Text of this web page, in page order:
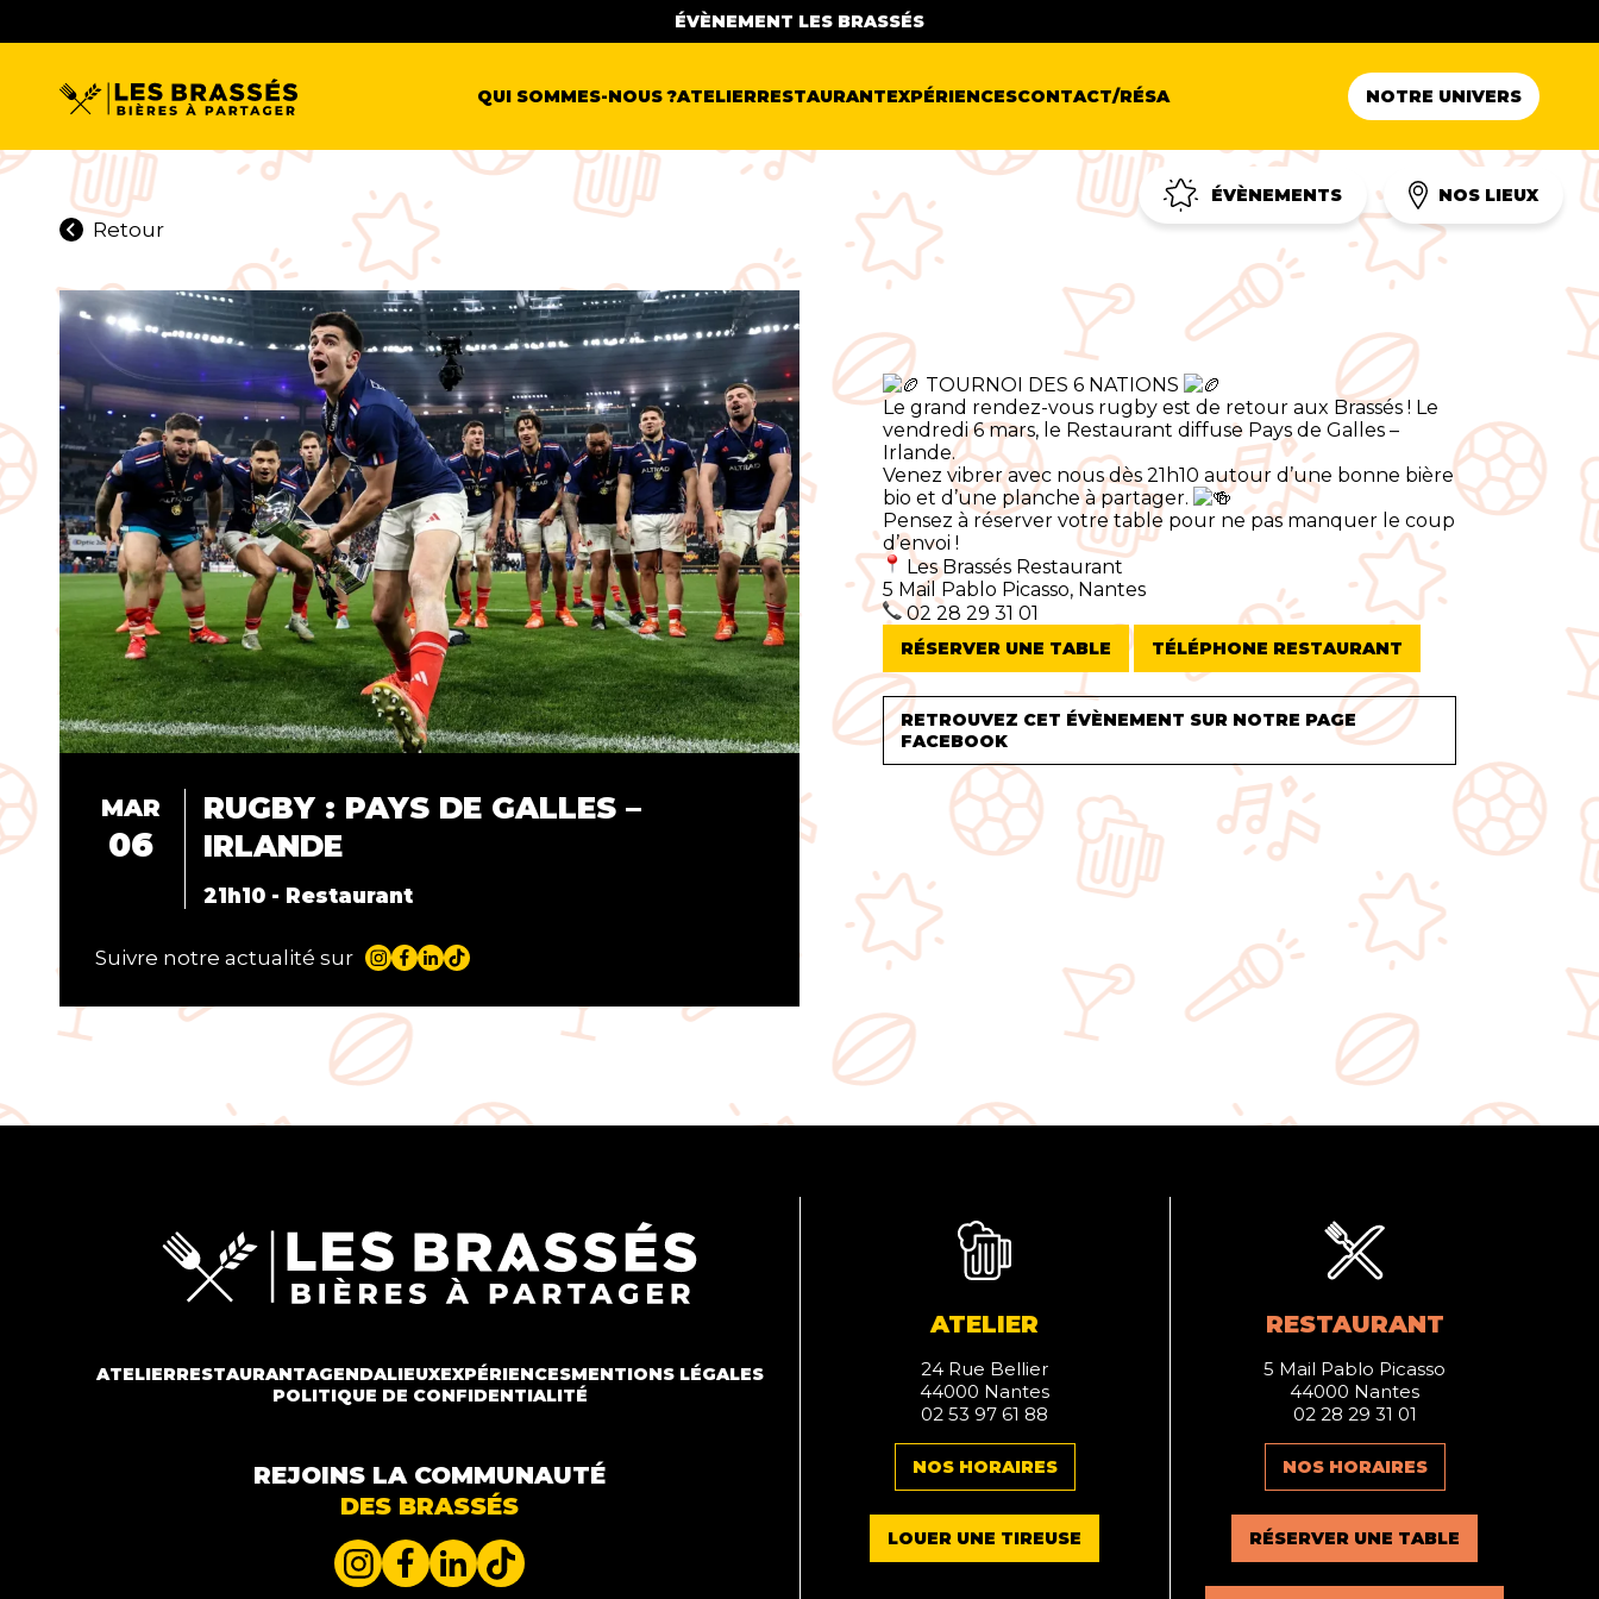
ÉVÈNEMENT LES BRASSÉS
QUI SOMMES-NOUS ?ATELIERRESTAURANTEXPÉRIENCESCONTACT/RÉSA NOTRE UNIVERS
ÉVÈNEMENTS NOS LIEUX
Retour
MAR
06
RUGBY : PAYS DE GALLES –
IRLANDE
21h10 - Restaurant
Suivre notre actualité sur
TOURNOI DES 6 NATIONS
Le grand rendez-vous rugby est de retour aux Brassés ! Le
vendredi 6 mars, le Restaurant diffuse Pays de Galles –
Irlande.
Venez vibrer avec nous dès 21h10 autour d’une bonne bière
bio et d’une planche à partager.
Pensez à réserver votre table pour ne pas manquer le coup
d’envoi !
Les Brassés Restaurant
5 Mail Pablo Picasso, Nantes
02 28 29 31 01
RÉSERVER UNE TABLE TÉLÉPHONE RESTAURANT
RETROUVEZ CET ÉVÈNEMENT SUR NOTRE PAGE
FACEBOOK
ATELIERRESTAURANTAGENDALIEUXEXPÉRIENCESMENTIONS LÉGALES
POLITIQUE DE CONFIDENTIALITÉ
REJOINS LA COMMUNAUTÉ
DES BRASSÉS
ATELIER
24 Rue Bellier
44000 Nantes
02 53 97 61 88
NOS HORAIRES
LOUER UNE TIREUSE
RESTAURANT
5 Mail Pablo Picasso
44000 Nantes
02 28 29 31 01
NOS HORAIRES
RÉSERVER UNE TABLE